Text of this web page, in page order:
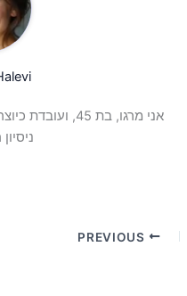
אני מרגו, בת 45,